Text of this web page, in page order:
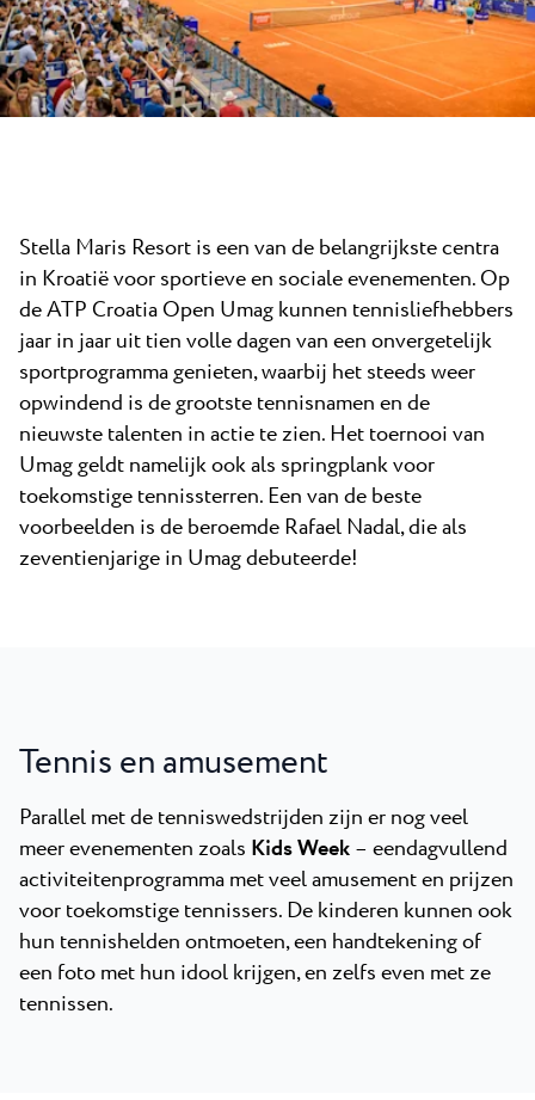
Camping Kanegra
Alle campings
Stranden
Plava Laguna Sport
Actieve vakantie
Ontdek alles
Nieuws
Contact
Stella Maris Resort is een van de belangrijkste centra
in Kroatië voor sportieve en sociale evenementen. Op
de ATP Croatia Open Umag kunnen tennisliefhebbers
jaar in jaar uit tien volle dagen van een onvergetelijk
sportprogramma genieten, waarbij het steeds weer
opwindend is de grootste tennisnamen en de
nieuwste talenten in actie te zien. Het toernooi van
Umag geldt namelijk ook als springplank voor
toekomstige tennissterren. Een van de beste
voorbeelden is de beroemde Rafael Nadal, die als
zeventienjarige in Umag debuteerde!
Tennis en amusement
Parallel met de tenniswedstrijden zijn er nog veel
meer evenementen zoals Kids Week– eendagvullend
activiteitenprogramma met veel amusement en prijzen
voor toekomstige tennissers. De kinderen kunnen ook
hun tennishelden ontmoeten, een handtekening of
een foto met hun idool krijgen, en zelfs even met ze
tennissen.